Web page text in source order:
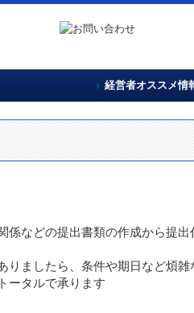
シー
経営者オススメ情
税務カレンダー
係などの提出書類の作成から提出
りましたら、条件や期日など煩雑
ータルで承ります